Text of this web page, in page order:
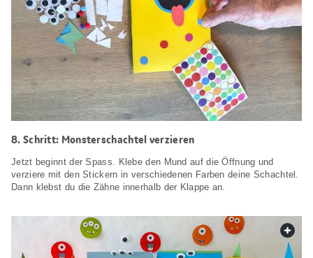
8. Schritt: Monsterschachtel verzieren
Jetzt beginnt der Spass. Klebe den Mund auf die Öffnung und
verziere mit den Stickern in verschiedenen Farben deine Schachtel.
Dann klebst du die Zähne innerhalb der Klappe an.